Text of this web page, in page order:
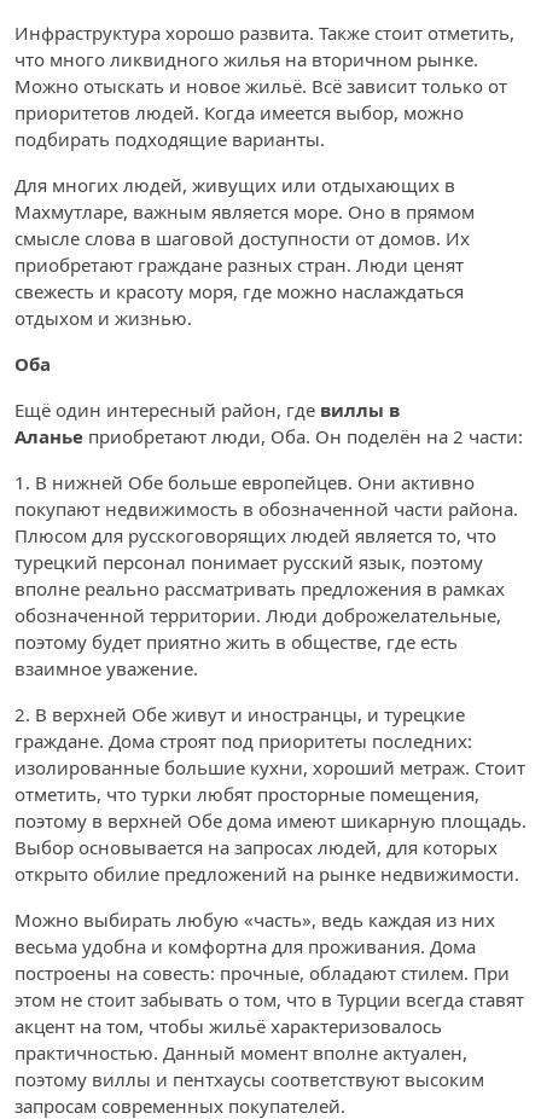
Инфраструктура хорошо развита. Также стоит отметить,
что много ликвидного жилья на вторичном рынке.
Можно отыскать и новое жильё. Всё зависит только от
приоритетов людей. Когда имеется выбор, можно
подбирать подходящие варианты.
Для многих людей, живущих или отдыхающих в
Махмутларе, важным является море. Оно в прямом
смысле слова в шаговой доступности от домов. Их
приобретают граждане разных стран. Люди ценят
свежесть и красоту моря, где можно наслаждаться
отдыхом и жизнью.
Оба
Ещё один интересный район, где виллы в
Аланье приобретают люди, Оба. Он поделён на 2 части:
1. В нижней Обе больше европейцев. Они активно
покупают недвижимость в обозначенной части района.
Плюсом для русскоговорящих людей является то, что
турецкий персонал понимает русский язык, поэтому
вполне реально рассматривать предложения в рамках
обозначенной территории. Люди доброжелательные,
поэтому будет приятно жить в обществе, где есть
взаимное уважение.
2. В верхней Обе живут и иностранцы, и турецкие
граждане. Дома строят под приоритеты последних:
изолированные большие кухни, хороший метраж. Стоит
отметить, что турки любят просторные помещения,
поэтому в верхней Обе дома имеют шикарную площадь.
Выбор основывается на запросах людей, для которых
открыто обилие предложений на рынке недвижимости.
Можно выбирать любую «часть», ведь каждая из них
весьма удобна и комфортна для проживания. Дома
построены на совесть: прочные, обладают стилем. При
этом не стоит забывать о том, что в Турции всегда ставят
акцент на том, чтобы жильё характеризовалось
практичностью. Данный момент вполне актуален,
поэтому виллы и пентхаусы соответствуют высоким
запросам современных покупателей.